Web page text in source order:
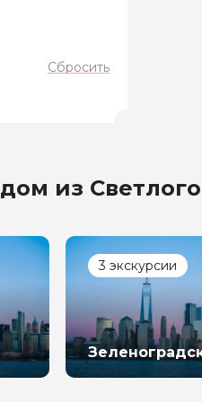
Сбросить
из
3 экскурсии
Как вас зовут
Вопросы и
Если у вас есть